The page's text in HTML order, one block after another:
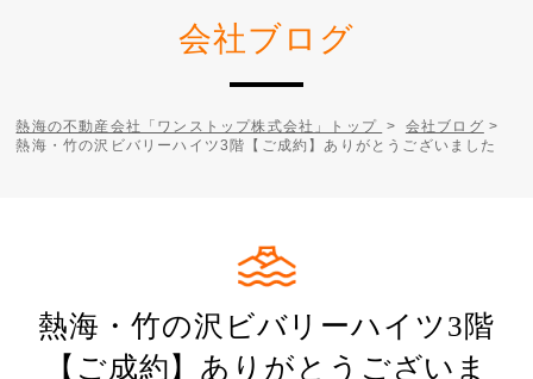
会社ブログ
熱海の不動産会社「ワンストップ株式会社」トップ > 会社ブログ >
熱海・竹の沢ビバリーハイツ3階【ご成約】ありがとうございました
熱海・竹の沢ビバリーハイツ3階
【ご成約】ありがとうございま